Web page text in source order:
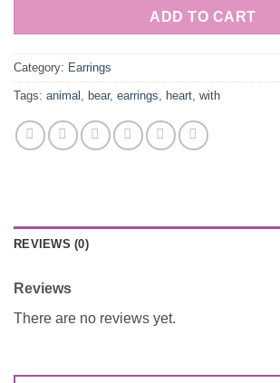
ADD TO CART
Category: Earrings
Tags: animal bear, earrings heart with
REVIEWS (0)
Reviews
There are no reviews yet.